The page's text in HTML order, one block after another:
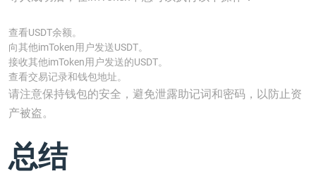
查看USDT余额。
向其他imToken用户发送USDT。
接收其他imToken用户发送的USDT。
查看交易记录和钱包地址。
请注意保持钱包的安全，避免泄露助记词和密码，以防止资
产被盗。
总结